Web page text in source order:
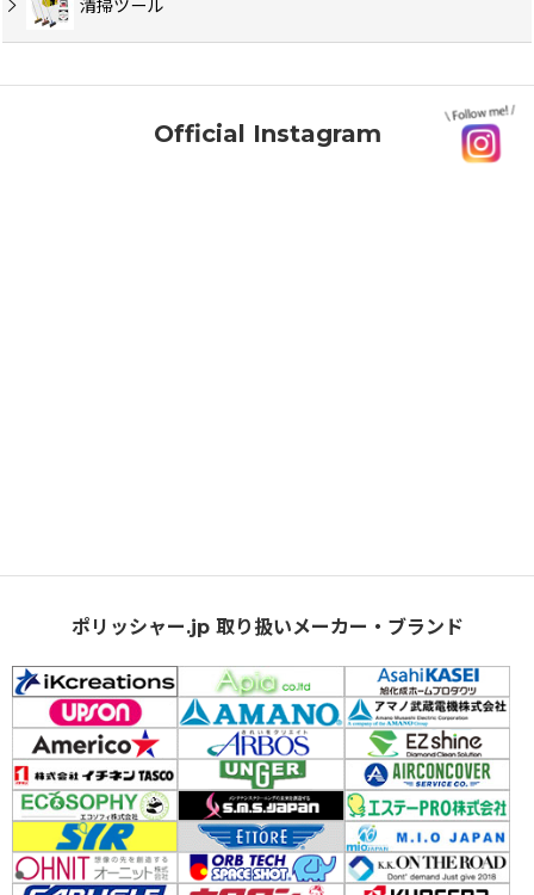
清掃ツール
Official Instagram
ポリッシャー.jp 取り扱いメーカー・ブランド